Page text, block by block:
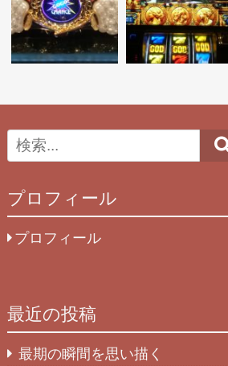
プロフィール
プロフィール
最近の投稿
最期の瞬間を思い描く